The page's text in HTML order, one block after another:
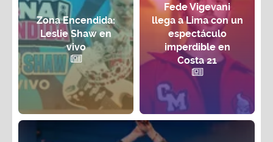
Zona Encendida:
Leslie Shaw en
vivo
Fede Vigevani
llega a Lima con un
espectáculo
imperdible en
Costa 21